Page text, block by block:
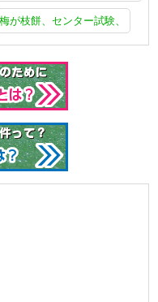
梅が枝餅、センター試験、